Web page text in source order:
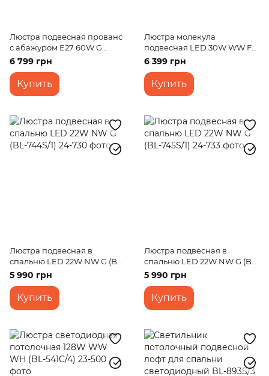
Люстра подвесная прованс
с абажуром E27 60W G
(BKL-646S/5)
6 799 грн
Купить
Люстра молекула
подвесная LED 30W WW FG
(BL-849S/5)
6 399 грн
Купить
Люстра подвесная в
спальню LED 22W NW G (BL-
744S/1)
5 990 грн
Купить
Люстра подвесная в
спальню LED 22W NW G (BL-
745S/1)
5 990 грн
Купить